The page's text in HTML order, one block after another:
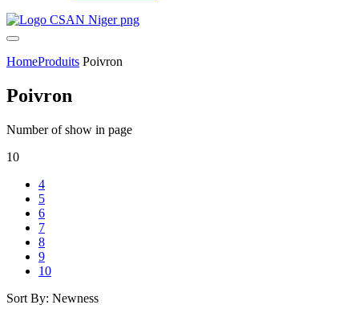
HomeProduits Poivron
Poivron
Number of show in page
10
4
5
6
7
8
9
10
Sort By: Newness